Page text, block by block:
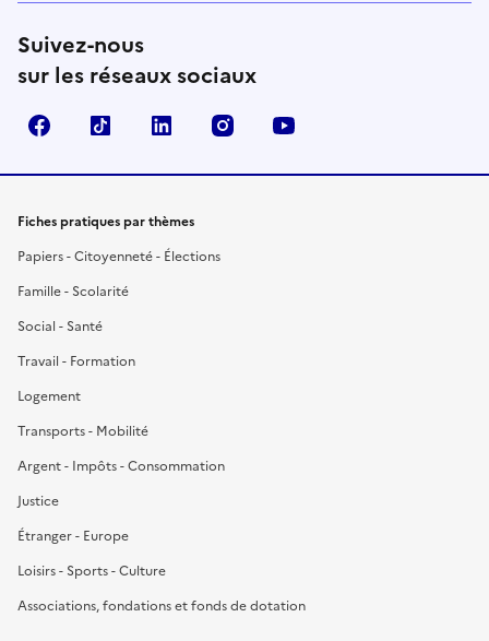
Suivez-nous
sur les réseaux sociaux
FacebookTikTok LinkedIn Instagram
Fiches pratiques par thèmes
Papiers - Citoyenneté - Élections
Famille - Scolarité
Social - Santé
Travail - Formation
Logement
Transports - Mobilité
Argent - Impôts - Consommation
Justice
Étranger - Europe
Loisirs - Sports - Culture
Associations, fondations et fonds de dotation